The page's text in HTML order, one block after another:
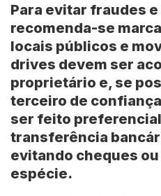
Para evitar fraudes
recomenda-se
locais públicos e
drives devem ser
proprietário e, se
terceiro de
ser feito
transferência
evitando cheques
espécie.